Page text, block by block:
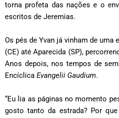
torna profeta das nações e o
escritos de Jeremias.
Os pés de Yvan já vinham de
(CE) até Aparecida (SP),
Anos depois, nos tempos de
Encíclica Evangelii Gaudium.
“Eu lia as páginas no momento
gosto tanto da estrada? Por